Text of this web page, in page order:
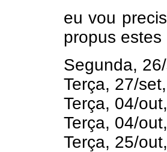
eu vou
propus
Segunda,
Terça, 27/
Terça, 04/
Terça, 04/
Terça, 25/